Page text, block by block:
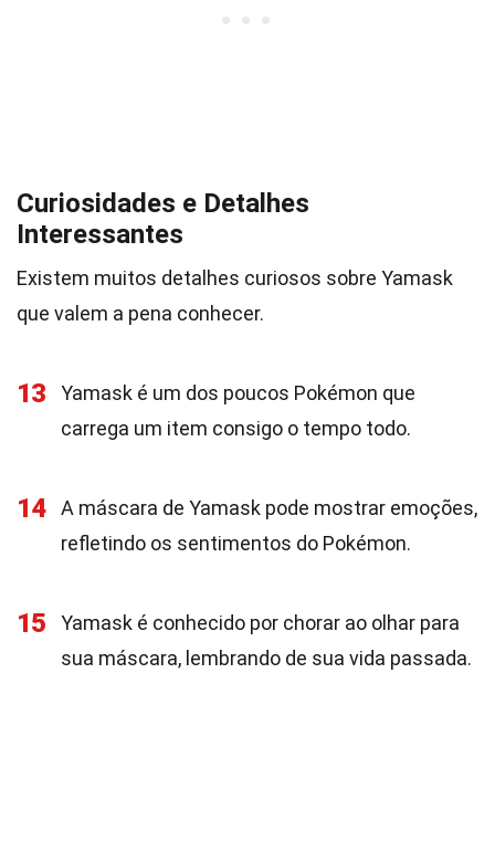
Curiosidades e Detalhes
Interessantes
Existem muitos detalhes curiosos sobre Yamask
que valem a pena conhecer.
13
Yamask é um dos poucos Pokémon que
carrega um item consigo o tempo todo.
14
A máscara de Yamask pode mostrar emoções,
refletindo os sentimentos do Pokémon.
15
Yamask é conhecido por chorar ao olhar para
sua máscara, lembrando de sua vida passada.